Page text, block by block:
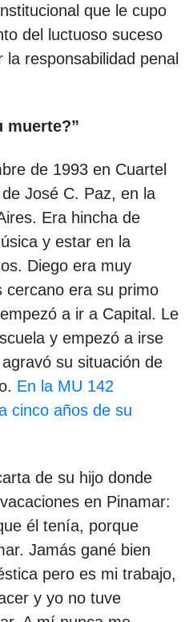
que le cupo
del luctuoso suceso
responsabilidad penal
muerte?”
de 1993 en Cuartel
José C. Paz, en la
Era hincha de
y estar en la
Diego era muy
cercano era su primo
a ir a Capital. Le
y empezó a irse
su situación de
En la MU 142
cinco años de su
de su hijo donde
en Pinamar:
él tenía, porque
Jamás gané bien
pero es mi trabajo,
y yo no tuve